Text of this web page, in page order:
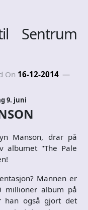
Sentrum
On 16-12-2014
9. juni
Manson, drar på
albumet "The Pale
Mannen er
album på
han også gjort det